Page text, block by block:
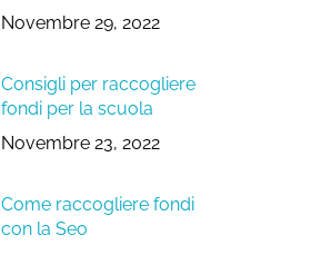
Novembre 29, 2022
Consigli per raccogliere
fondi per la scuola
Novembre 23, 2022
Come raccogliere fondi
con la Seo